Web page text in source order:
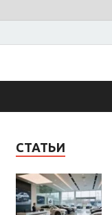
СТАТЬИ